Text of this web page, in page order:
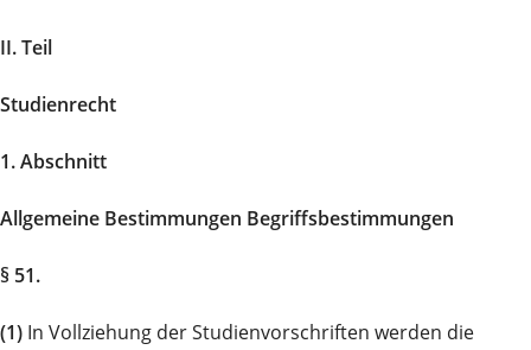
II. Teil
Studienrecht
1. Abschnitt
Allgemeine Bestimmungen Begriffsbestimmungen
§ 51.
(1) In Vollziehung der Studienvorschriften werden die